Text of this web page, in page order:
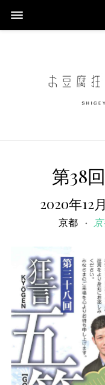
第38
2020年12
京都